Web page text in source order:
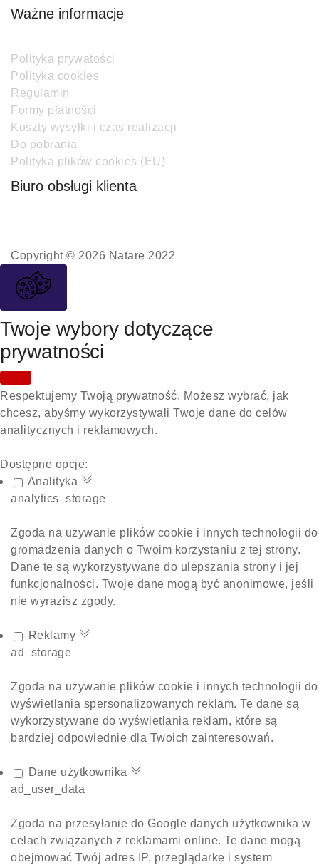
Ważne informacje
Polityka prywatości
Polityka cookies
Regulamin
Formy płatności
Koszty wysyłki i czas realizacji
Do pobrania
Polityka plików cookies (EU)
Biuro obsługi klienta
Copyright © 2026 Natare 2022
Twoje wybory dotyczące
prywatności
Respektujemy Twoją prywatność. Możesz wybrać, jak
chcesz, abyśmy wykorzystywali Twoje dane do celów
analitycznych i reklamowych.
Dostępne opcje:
Analityka
analytics_storage
Zgoda na używanie plików cookie i innych technologii do
gromadzenia danych o Twoim korzystaniu z tej strony.
Dane te są wykorzystywane do ulepszania strony i jej
funkcjonalności. Twoje dane mogą być anonimowe, jeśli
nie wyrazisz zgody.
Reklamy
ad_storage
Zgoda na używanie plików cookie i innych technologii do
wyświetlania spersonalizowanych reklam. Te dane są
wykorzystywane do wyświetlania reklam, które są
bardziej odpowiednie dla Twoich zainteresowań.
Dane użytkownika
ad_user_data
Zgoda na przesyłanie do Google danych użytkownika w
celach związanych z reklamami online. Te dane mogą
obejmować Twój adres IP, przeglądarkę i system